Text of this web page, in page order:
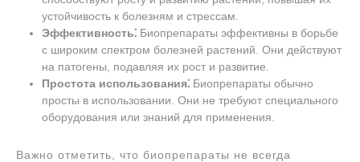
устойчивость к болезням и стрессам.
Эффективность⁚ Биопрепараты эффективны в борьбе
с широким спектром болезней растений. Они действуют
на патогены, подавляя их рост и развитие.
Простота использования⁚ Биопрепараты обычно
просты в использовании. Они не требуют специального
оборудования или знаний для применения.
Важно отметить, что биопрепараты не всегда